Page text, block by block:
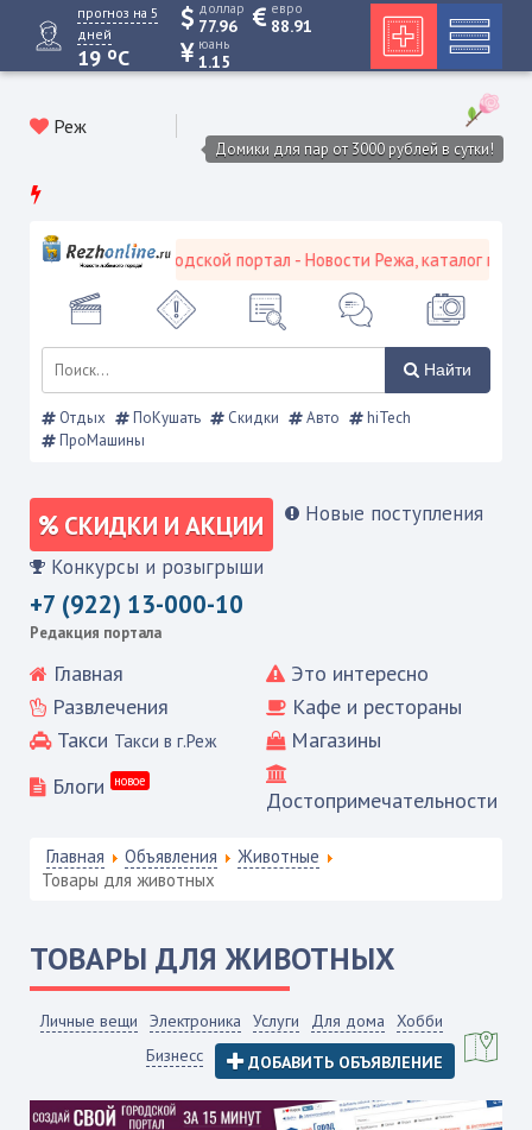
прогноз на 5
дней
19 oC
доллар
77.96
евро
88.91
юань
1.15
Реж
Домики для пар от 3000 рублей в сутки!
Режевской городской портал - Новости Режа, каталог
Найти
Отдых ПоКушать Скидки Авто
hiTech
ПроМашины
СКИДКИ И АКЦИИ Новые поступления
Конкурсы и розыгрыши
+7 (922) 13-000-10
Редакция портала
Главная
Это интересно
Развлечения
Кафе и рестораны
Такси Такси в г.Реж
Магазины
Блоги
новое
Достопримечательности
Главная Объявления
Животные
Товары для животных
ТОВАРЫ ДЛЯ ЖИВОТНЫХ
Личные вещи Электроника Услуги Для дома
Хобби
Бизнесс
ДОБАВИТЬ ОБЪЯВЛЕНИЕ